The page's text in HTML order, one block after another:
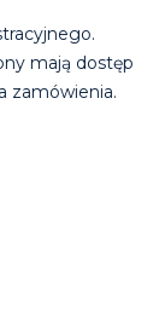
mają dostęp
zamówienia.